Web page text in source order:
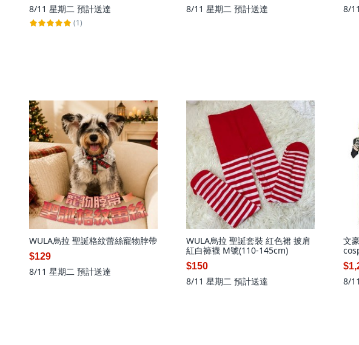
8/11 星期二 預計送達
(1)
8/11 星期二 預計送達 8/
WULA烏拉 聖誕格紋蕾絲寵物脖帶
$129
8/11 星期二 預計送達
WULA烏拉 聖誕套裝 紅色裙 披肩
紅白褲襪 M號(110-145cm)
$150
8/11 星期二 預計送達
文
8/